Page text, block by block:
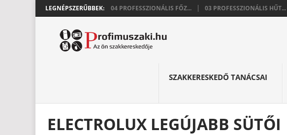
LEGNÉPSZERŰBBEK: 04 PROFESSZIONÁLIS FŐZ... 03 PROFESSZIONÁLIS HŰT...
SZAKKERESKEDŐ TANÁCSAI
ELECTROLUX LEGÚJABB SÜTŐI